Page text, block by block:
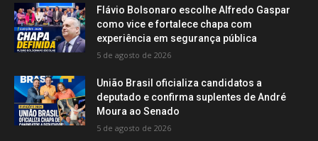
Flávio Bolsonaro escolhe Alfredo Gaspar
como vice e fortalece chapa com
experiência em segurança pública
5 de agosto de 2026
União Brasil oficializa candidatos a
deputado e confirma suplentes de André
Moura ao Senado
5 de agosto de 2026